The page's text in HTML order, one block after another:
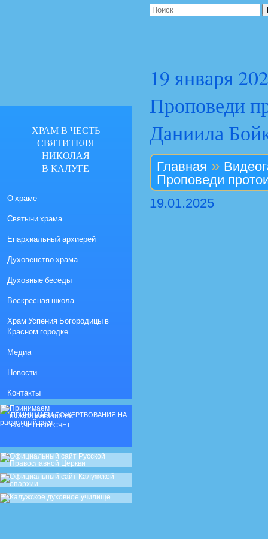
19 января
Проповеди
Даниила
Главная »
Проповеди
19.01.2025
ХРАМ В ЧЕСТЬ
СВЯТИТЕЛЯ
НИКОЛАЯ
В КАЛУГЕ
О храме
Святыни храма
Епархиальный архиерей
Духовенство храма
Духовные беседы
Воскресная школа
Храм Успения Богородицы в
Красном городке
Медиа
Новости
Контакты
ПРИНИМАЕМ ПОЖЕРТВОВАНИЯ НА
РАСЧЕТНЫЙ СЧЕТ